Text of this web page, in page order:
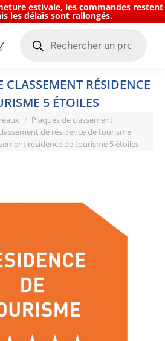
estivale, les commandes restent
les délais sont rallongés.
produits
RÉSIDENCE
5 ÉTOILES
Plaques de classement
de résidence de tourisme
résidence de tourisme 5 étoiles